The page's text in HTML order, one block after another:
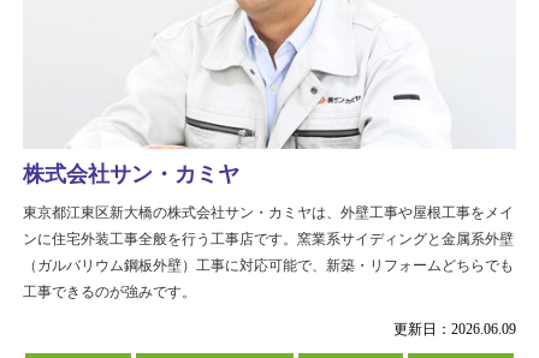
更新日：2026.06.09
株式会社サン・カミヤ
東京都江東区新大橋の株式会社サン・カミヤは、外壁工事や屋根工事をメイ
ンに住宅外装工事全般を行う工事店です。窯業系サイディングと金属系外壁
（ガルバリウム鋼板外壁）工事に対応可能で、新築・リフォームどちらでも
工事できるのが強みです。